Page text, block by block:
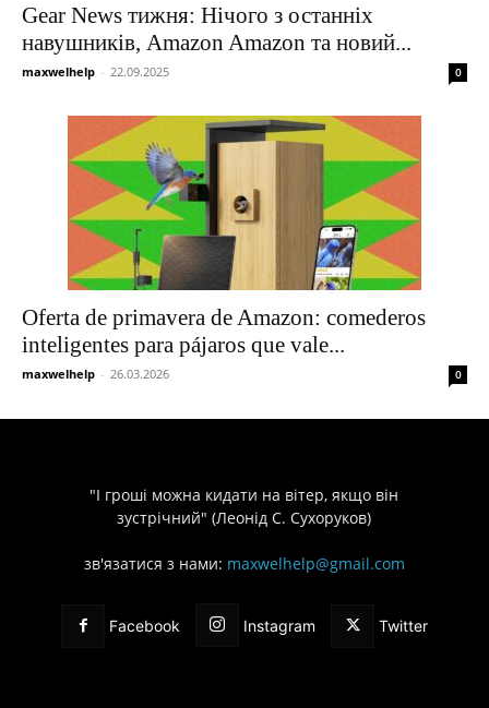
Gear News тижня: Нічого з останніх
навушників, Amazon Amazon та новий...
maxwelhelp - 22.09.2025 0
Oferta de primavera de Amazon: comederos
inteligentes para pájaros que vale...
maxwelhelp - 26.03.2026 0
"І гроші можна кидати на вітер, якщо він
зустрічний" (Леонід С. Сухоруков)
зв'язатися з нами: maxwelhelp@gmail.com
Facebook Instagram Twitter